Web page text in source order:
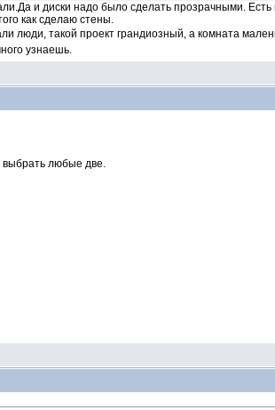
и диски надо было сделать прозрачными.
как сделаю стены.
люди, такой проект грандиозный, а комната
узнаешь.
выбрать любые две.